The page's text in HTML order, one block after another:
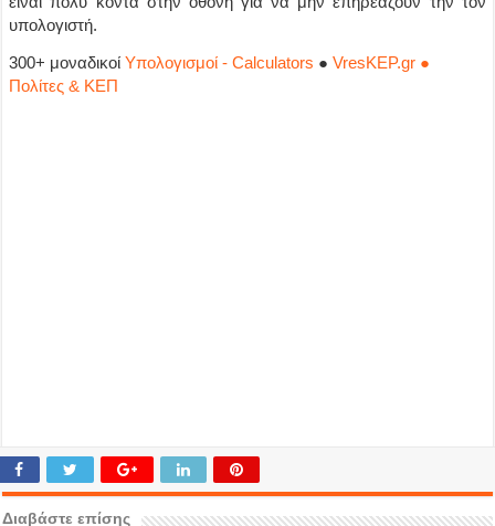
υπολογιστή.
300+ μοναδικοίΥπολογισμοί - Calculators ●VresKEP.gr ●
Πολίτες & ΚΕΠ
Διαβάστε επίσης